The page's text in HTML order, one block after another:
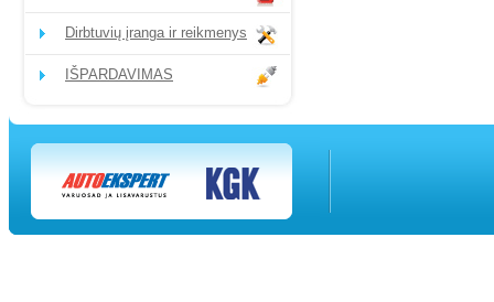
Dirbtuvių įranga ir reikmenys
IŠPARDAVIMAS